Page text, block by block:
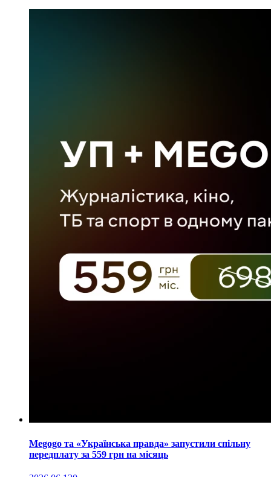
Megogo та «Українська правда» запустили спільну
передплату за 559 грн на місяць